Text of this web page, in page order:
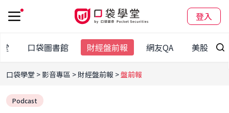
登入
口袋圖書館 財經盤前報 網友QA 美股專區
口袋學堂 影音專區 財經盤前報 盤前報
Podcast